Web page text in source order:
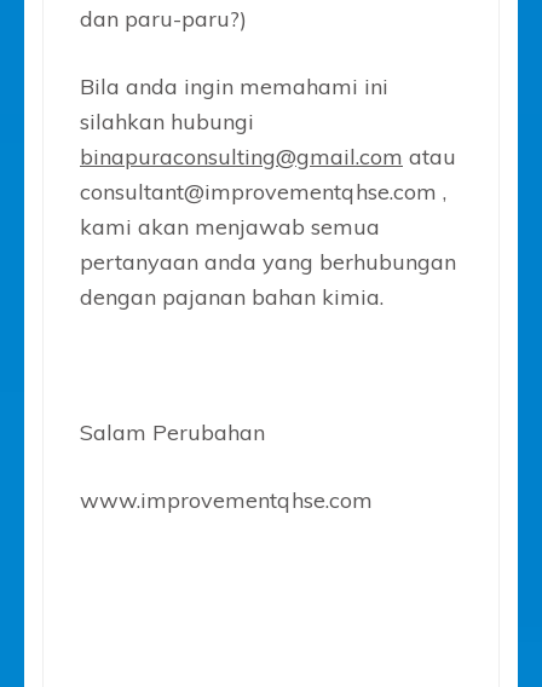
dan paru-paru?)
Bila anda ingin memahami ini
silahkan hubungi
binapuraconsulting@gmail.com atau
consultant@improvementqhse.com ,
kami akan menjawab semua
pertanyaan anda yang berhubungan
dengan pajanan bahan kimia.
Salam Perubahan
www.improvementqhse.com